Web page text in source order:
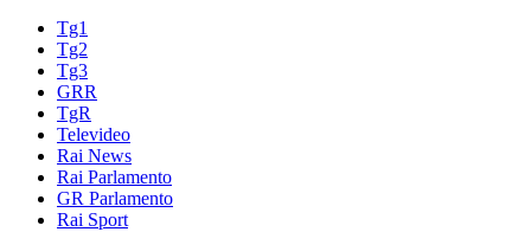
Tg1
Tg2
Tg3
GRR
TgR
Televideo
Rai News
Rai Parlamento
GR Parlamento
Rai Sport